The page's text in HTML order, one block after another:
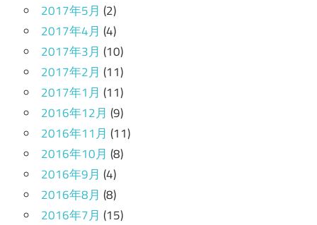
2017年5月 (2)
2017年4月 (4)
2017年3月 (10)
2017年2月 (11)
2017年1月 (11)
2016年12月 (9)
2016年11月 (11)
2016年10月 (8)
2016年9月 (4)
2016年8月 (8)
2016年7月 (15)